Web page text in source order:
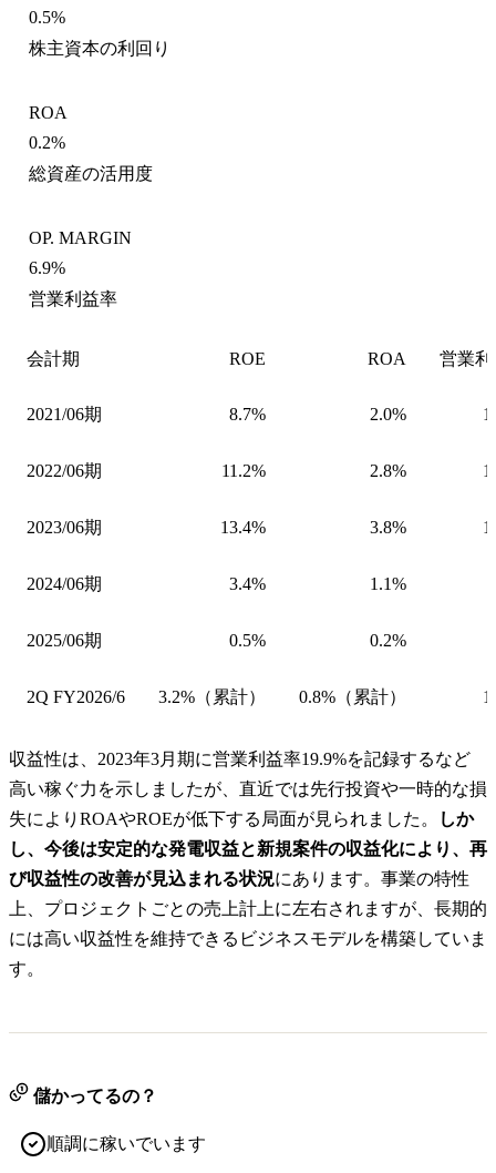
0.5%
株主資本の利回り
ROA
0.2%
総資産の活用度
OP. MARGIN
6.9%
営業利益率
会計期 ROE ROA 営業
2021/06期 8.7% 2.0%
2022/06期 11.2% 2.8%
2023/06期 13.4% 3.8%
2024/06期 3.4% 1.1%
2025/06期 0.5% 0.2%
2Q FY2026/6 3.2%（累計） 0.8%（累計）
収益性は、2023年3月期に営業利益率19.9%を記録するなど
高い稼ぐ力を示しましたが、直近では先行投資や一時的な損
失によりROAやROEが低下する局面が見られました。
しか
し、今後は安定的な発電収益と新規案件の収益化により、再
び収益性の改善が見込まれる状況にあります。事業の特性
上、プロジェクトごとの売上計上に左右されますが、長期的
には高い収益性を維持できるビジネスモデルを構築していま
す。
儲かってるの？
順調に稼いでいます